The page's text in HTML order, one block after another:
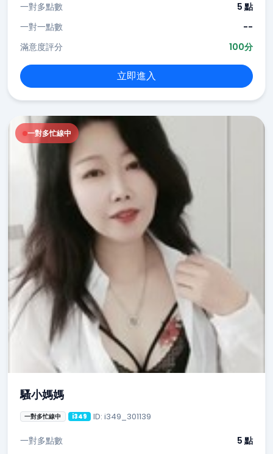
一對多點數
5 點
一對一點數
--
滿意度評分
100分
立即進入
一對多忙線中
騷小媽媽
一對多忙線中 i349 ID: i349_301139
一對多點數 5 點